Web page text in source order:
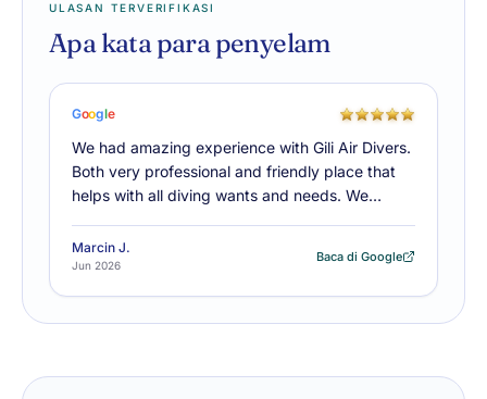
ULASAN TERVERIFIKASI
Apa kata para penyelam
Google
We had amazing experience with Gili Air Divers.
Both very professional and friendly place that
helps with all diving wants and needs. We…
Marcin J.
Jun 2026
Baca di Google